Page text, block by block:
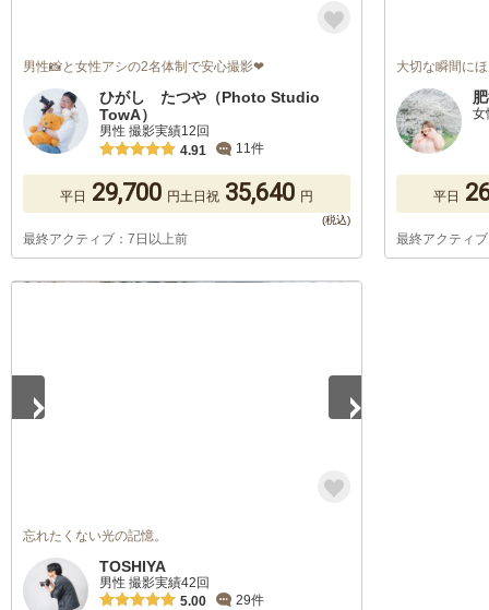
男性📸と女性アシの2名体制で安心撮影❤
ひがし たつや（Photo Studio
TowA）
男性 撮影実績12回
4.91
11件
平日 29,700 円土日祝 35,640 円
最終アクティブ：7日以上前
大切な瞬間に
女
平日
最終アクティ
忘れたくない光の記憶。
TOSHIYA
男性 撮影実績42回
5.00
29件